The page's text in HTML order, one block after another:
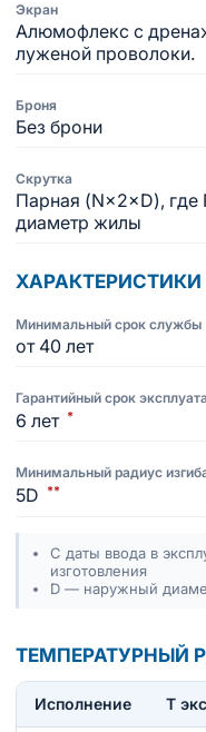
Экран
Алюмофлекс с
луженой проволоки.
Броня
Без брони
Скрутка
Парная (N×2×D),
диаметр жилы
ХАРАКТЕРИСТИКИ
Минимальный срок службы
от 40 лет
Гарантийный срок
6 лет *
Минимальный радиус
5D **
С даты ввода в
изготовления
D — наружный
ТЕМПЕРАТУРНЫЙ
Исполнение T